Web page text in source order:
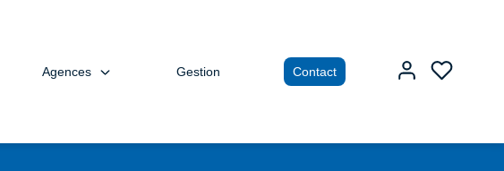
Agences Gestion Contact